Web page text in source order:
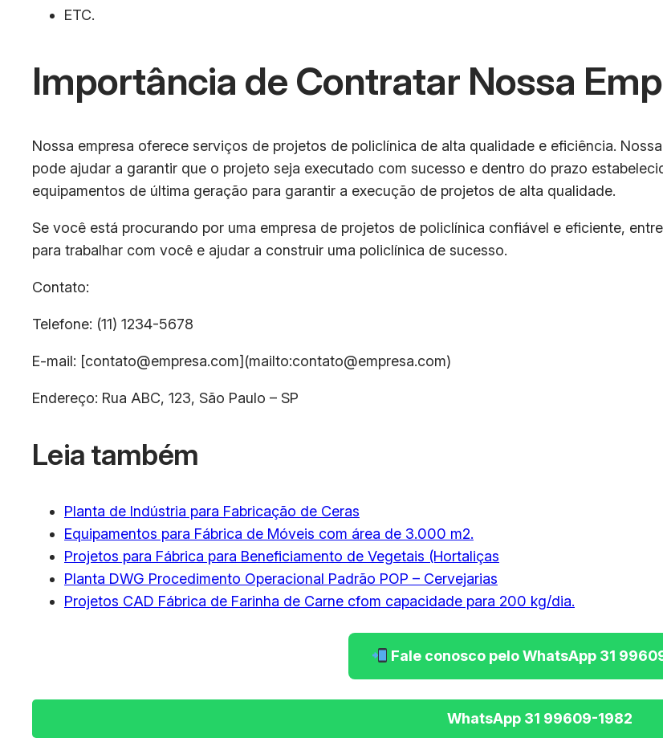
ETC.
Importância de Contratar Nossa
Nossa empresa oferece serviços de projetos de policlínica de alta qualidade e eficiência.
pode ajudar a garantir que o projeto seja executado com sucesso e dentro do prazo
equipamentos de última geração para garantir a execução de projetos de alta qualidade.
Se você está procurando por uma empresa de projetos de policlínica confiável e eficiente,
para trabalhar com você e ajudar a construir uma policlínica de sucesso.
Contato:
Telefone: (11) 1234-5678
E-mail: [contato@empresa.com](mailto:contato@empresa.com)
Endereço: Rua ABC, 123, São Paulo – SP
Leia também
Planta de Indústria para Fabricação de Ceras
Equipamentos para Fábrica de Móveis com área de 3.000 m2.
Projetos para Fábrica para Beneficiamento de Vegetais (Hortaliças
Planta DWG Procedimento Operacional Padrão POP – Cervejarias
Projetos CAD Fábrica de Farinha de Carne cfom capacidade para 200 kg/dia.
Fale conosco pelo WhatsApp 31